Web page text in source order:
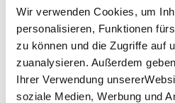
Wir verwenden Cookies, um
personalisieren, Funktionen
zu können und die Zugriffe auf
zuanalysieren. Außerdem
Ihrer Verwendung
soziale Medien, Werbung und
Gasthaus zum Hirsch
Epplestr. 27
70597 Stuttgart
Telefon:+49 (0)711 765 53 84
Website:www.hirsch-